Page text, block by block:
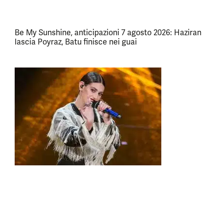
Be My Sunshine, anticipazioni 7 agosto 2026: Haziran
lascia Poyraz, Batu finisce nei guai